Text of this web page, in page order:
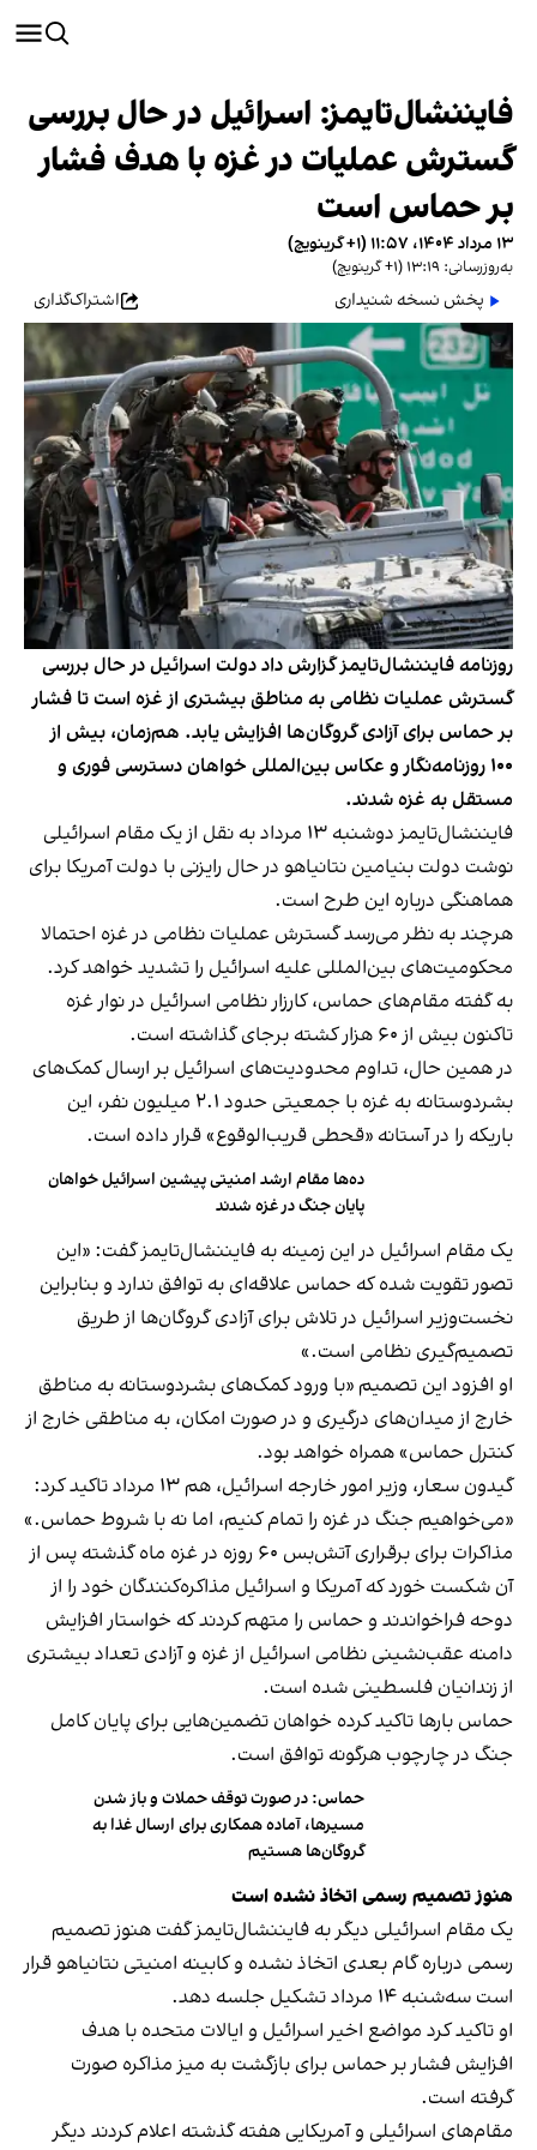
فایننشال‌تایمز: اسرائیل در حال بررسی
گسترش عملیات در غزه با هدف فشار
بر حماس است
۱۳ مرداد ۱۴۰۴، ۱۱:۵۷ (‎+۱ گرینویچ)
به‌روزرسانی: ۱۳:۱۹ (‎+۱ گرینویچ)
پخش نسخه شنیداری اشتراک‌گذاری
روزنامه فایننشال‌تایمز گزارش داد دولت اسرائیل در حال بررسی
گسترش عملیات نظامی به مناطق بیشتری از غزه است تا فشار
بر حماس برای آزادی گروگان‌ها افزایش یابد. هم‌زمان، بیش از
۱۰۰ روزنامه‌نگار و عکاس بین‌المللی خواهان دسترسی فوری و
مستقل به غزه شدند.
فایننشال‌تایمز دوشنبه ۱۳ مرداد به نقل از یک مقام اسرائیلی
نوشت دولت بنیامین نتانیاهو در حال رایزنی با دولت آمریکا برای
هماهنگی درباره این طرح است.
هرچند به نظر می‌رسد گسترش عملیات نظامی در غزه احتمالا
محکومیت‌های بین‌المللی علیه اسرائیل را تشدید خواهد کرد.
به گفته مقام‌های حماس، کارزار نظامی اسرائیل در نوار غزه
تاکنون بیش از ۶۰ هزار کشته برجای گذاشته است.
در همین حال، تداوم محدودیت‌های اسرائیل بر ارسال کمک‌های
بشردوستانه به غزه با جمعیتی حدود ۲.۱ میلیون نفر، این
باریکه را در آستانه «قحطی قریب‌الوقوع» قرار داده است.
ده‌ها مقام ارشد امنیتی پیشین اسرائیل خواهان
پایان جنگ در غزه شدند
یک مقام اسرائیل در این زمینه به فایننشال‌تایمز گفت: «این
تصور تقویت شده که حماس علاقه‌ای به توافق ندارد و بنابراین
نخست‌وزیر اسرائیل در تلاش برای آزادی گروگان‌ها از طریق
تصمیم‌گیری نظامی است.»
او افزود این تصمیم «با ورود کمک‌های بشردوستانه به مناطق
خارج از میدان‌های درگیری و در صورت امکان، به مناطقی خارج از
کنترل حماس» همراه خواهد بود.
گیدون سعار، وزیر امور خارجه اسرائیل، هم ۱۳ مرداد تاکید کرد:
«می‌خواهیم جنگ در غزه را تمام کنیم، اما نه با شروط حماس.»
مذاکرات برای برقراری آتش‌بس ۶۰ روزه در غزه ماه گذشته پس از
آن شکست خورد که آمریکا و اسرائیل مذاکره‌کنندگان خود را از
دوحه فراخواندند و حماس را متهم کردند که خواستار افزایش
دامنه عقب‌نشینی نظامی اسرائیل از غزه و آزادی تعداد بیشتری
از زندانیان فلسطینی شده است.
حماس بارها تاکید کرده خواهان تضمین‌هایی برای پایان کامل
جنگ در چارچوب هرگونه توافق است.
حماس: در صورت توقف حملات و باز شدن
مسیرها، آماده همکاری برای ارسال غذا به
گروگان‌ها هستیم
هنوز تصمیم رسمی اتخاذ نشده است
یک مقام اسرائیلی دیگر به فایننشال‌تایمز گفت هنوز تصمیم
رسمی درباره گام بعدی اتخاذ نشده و کابینه امنیتی نتانیاهو قرار
است سه‌شنبه ۱۴ مرداد تشکیل جلسه دهد.
او تاکید کرد مواضع اخیر اسرائیل و ایالات متحده با هدف
افزایش فشار بر حماس برای بازگشت به میز مذاکره صورت
گرفته است.
مقام‌های اسرائیلی و آمریکایی هفته گذشته اعلام کردند دیگر